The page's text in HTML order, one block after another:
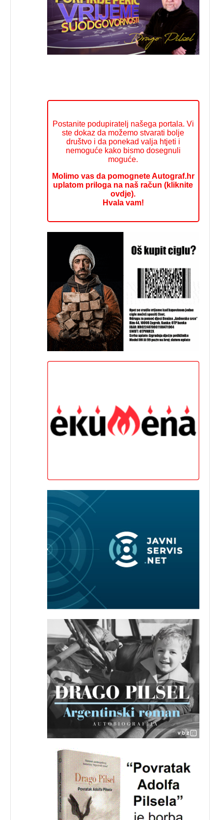
Postanite podupiratelj našega portala. Vi
ste dokaz da možemo stvarati bolje
društvo i da ponekad valja htjeti i
nemoguće kako bismo dosegnuli
moguće.
Molimo vas da pomognete Autograf.hr
uplatom priloga na naš račun (kliknite
ovdje).
Hvala vam!